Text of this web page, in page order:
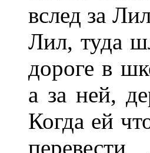
вслед за
Лил, туда
дороге в
а за ней,
Когда ей